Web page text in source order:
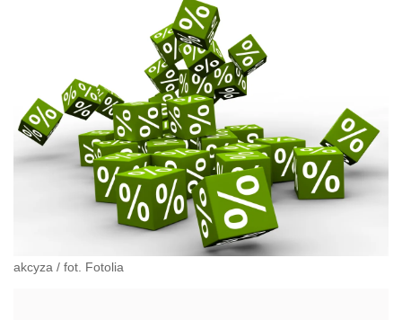
akcyza / fot. Fotolia